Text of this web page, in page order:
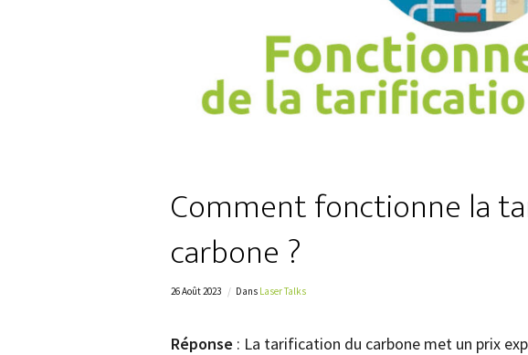
Comment fonctionne la
carbone ?
26 Août 2023 Dans Laser Talks
Réponse : La tarification du carbone met un prix